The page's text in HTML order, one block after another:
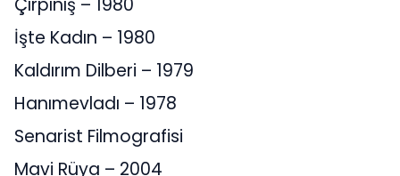
İşte Kadın – 1980
Kaldırım Dilberi – 1979
Hanımevladı – 1978
Senarist Filmografisi
Mavi Rüya – 2004